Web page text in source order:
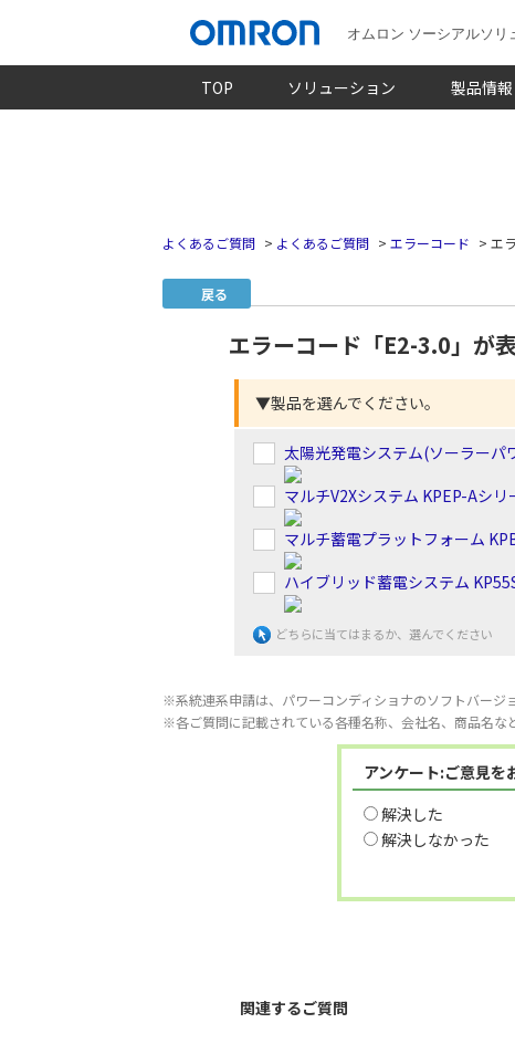
オムロン ソーシアルソリ
TOP ソリューション 製品情報
よくあるご質問 > よくあるご質問 > エラーコード > エ
戻る
エラーコード「E2-3.0」が
▼製品を選んでください。
太陽光発電システム(ソーラーパ
マルチV2Xシステム KPEP-Aシリ
マルチ蓄電プラットフォーム
ハイブリッド蓄電システム
どちらに当てはまるか、選んでください
※系統連系申請は、パワーコンディショナのソフトバージ
※各ご質問に記載されている各種名称、会社名、商品名な
アンケート:ご意見を
解決した
解決しなかった
関連するご質問